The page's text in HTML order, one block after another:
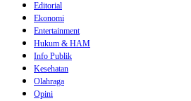
Editorial
Ekonomi
Entertainment
Hukum & HAM
Info Publik
Kesehatan
Olahraga
Opini